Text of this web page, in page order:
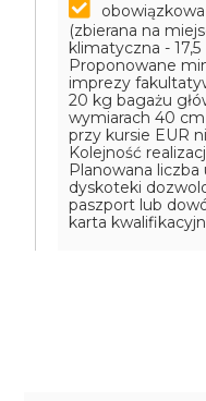
(zbierana na
klimatyczna -
Proponowane
imprezy
20 kg bagażu
wymiarach 40
przy kursie EUR
Kolejność
Planowana
dyskoteki
paszport lub
karta